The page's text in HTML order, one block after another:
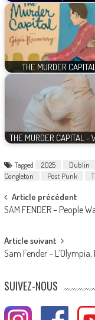
THE MURDER
THE MURDER CAPITAL -
Tagged 2025 Dublin
Congleton
Post Punk
Post
navigation
Article précédent
SAM FENDER – People
Article suivant
Sam Fender –
SUIVEZ-NOUS